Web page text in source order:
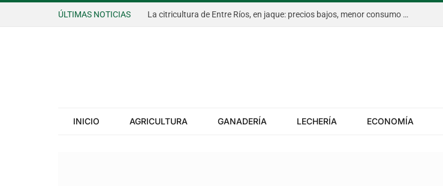
ÚLTIMAS NOTICIAS La citricultura de Entre Ríos, en jaque: precios bajos, menor consumo y costos en alza
INICIO AGRICULTURA GANADERÍA LECHERÍA ECONOMÍA